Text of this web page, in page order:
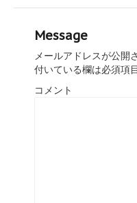
Message
メールアドレスが公開
付いている欄は必須項
コメント